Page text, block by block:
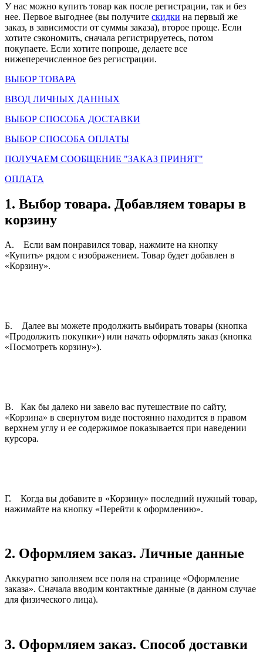
У нас можно купить товар как после регистрации, так и без
нее. Первое выгоднее (вы получите скидки на первый же
заказ, в зависимости от суммы заказа), второе проще. Если
хотите сэкономить, сначала регистрируетесь, потом
покупаете. Если хотите попроще, делаете все
нижеперечисленное без регистрации.
ВЫБОР ТОВАРА
ВВОД ЛИЧНЫХ ДАННЫХ
ВЫБОР СПОСОБА ДОСТАВКИ
ВЫБОР СПОСОБА ОПЛАТЫ
ПОЛУЧАЕМ СООБЩЕНИЕ "ЗАКАЗ ПРИНЯТ"
ОПЛАТА
1. Выбор товара. Добавляем товары в
корзину
А. Если вам понравился товар, нажмите на кнопку
«Купить» рядом с изображением. Товар будет добавлен в
«Корзину».
Б. Далее вы можете продолжить выбирать товары (кнопка
«Продолжить покупки») или начать оформлять заказ (кнопка
«Посмотреть корзину»).
В. Как бы далеко ни завело вас путешествие по сайту,
«Корзина» в свернутом виде постоянно находится в правом
верхнем углу и ее содержимое показывается при наведении
курсора.
Г. Когда вы добавите в «Корзину» последний нужный товар,
нажимайте на кнопку «Перейти к оформлению».
2. Оформляем заказ. Личные данные
Аккуратно заполняем все поля на странице «Оформление
заказа». Сначала вводим контактные данные (в данном случае
для физического лица).
3. Оформляем заказ. Способ доставки